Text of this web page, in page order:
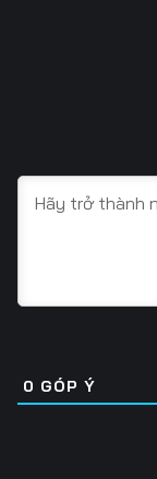
Tập 25
Tập 31
Tập 37
0 GÓP Ý